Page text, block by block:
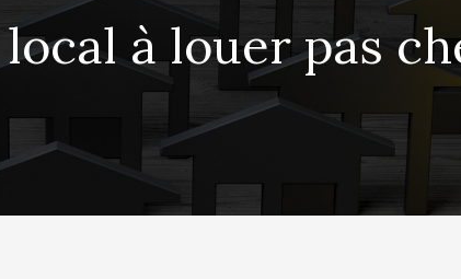
à louer pas